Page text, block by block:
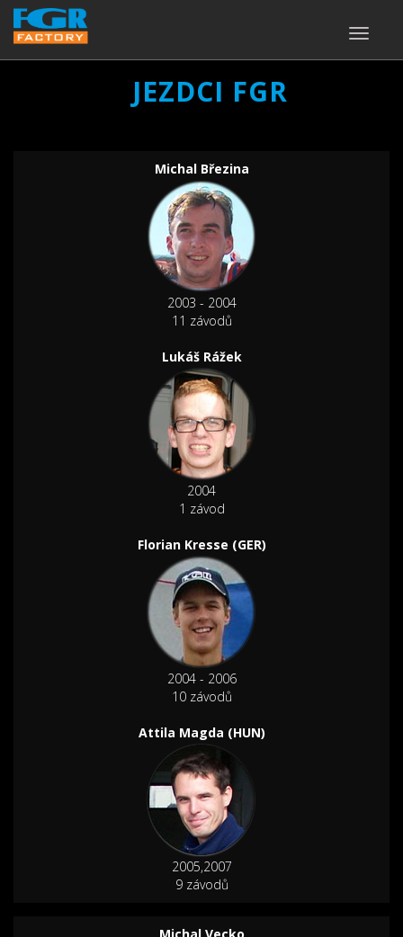
TOGGLE
JEZDCI FGR
Michal Březina
2003 - 2004
11 závodů
Lukáš Rážek
2004
1 závod
Florian Kresse (GER)
2004 - 2006
10 závodů
Attila Magda (HUN)
2005,2007
9 závodů